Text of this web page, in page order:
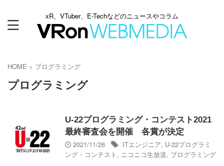
xR、VTuber、E-Techなどのニュースやコラム
HOME > プログラミング
プログラミング
U-22プログラミング・コンテスト2021
最終審査会を開催 各賞が決定
2021/11/26
ITエンジニア, U-22プログラミ
ング・コンテスト , ニコニコ生放送, プログラミング